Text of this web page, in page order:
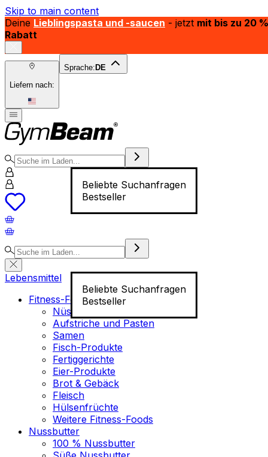
Skip to main content
Deine Lieblingspasta und -saucen - jetzt mit bis zu 20 %
Rabatt
Liefern nach:
Sprache: DE
Beliebte Suchanfragen
Bestseller
Beliebte Suchanfragen
Bestseller
Lebensmittel
Fitness-Food
Nüsse
Aufstriche und Pasten
Samen
Fisch-Produkte
Fertiggerichte
Eier-Produkte
Brot & Gebäck
Fleisch
Hülsenfrüchte
Weitere Fitness-Foods
Nussbutter
100 % Nussbutter